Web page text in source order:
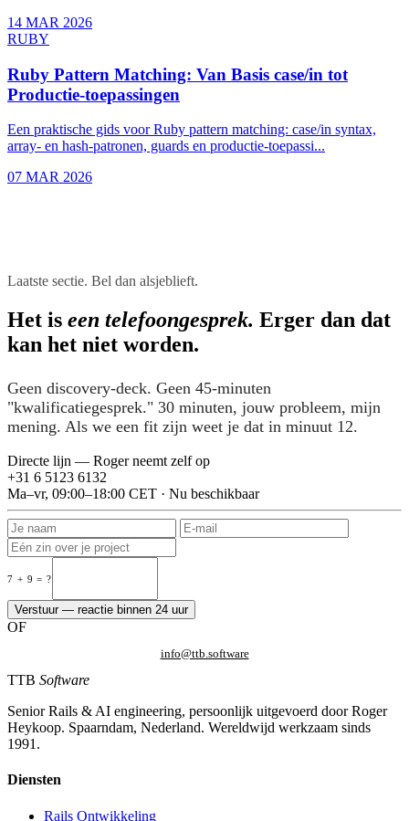
14 MAR 2026
RUBY
Ruby Pattern Matching: Van Basis case/in tot
Productie-toepassingen
Een praktische gids voor Ruby pattern matching: case/in syntax,
array- en hash-patronen, guards en productie-toepassi...
07 MAR 2026
Laatste sectie. Bel dan alsjeblieft.
Het is een telefoongesprek. Erger dan dat
kan het niet worden.
Geen discovery-deck. Geen 45-minuten
"kwalificatiegesprek." 30 minuten, jouw probleem, mijn
mening. Als we een fit zijn weet je dat in minuut 12.
Directe lijn — Roger neemt zelf op
+31 6 5123 6132
Ma–vr, 09:00–18:00 CET · Nu beschikbaar
7 + 9 = ?
Verstuur — reactie binnen 24 uur
OF
info@ttb.software
TTB Software
Senior Rails & AI engineering, persoonlijk uitgevoerd door Roger
Heykoop. Spaarndam, Nederland. Wereldwijd werkzaam sinds
1991.
Diensten
Rails Ontwikkeling